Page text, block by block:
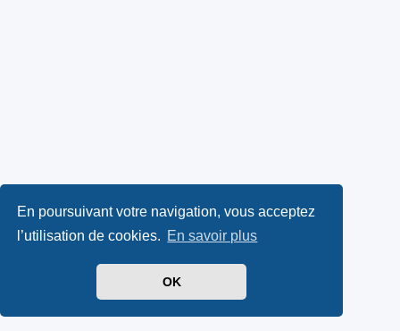
En poursuivant votre navigation, vous acceptez
l’utilisation de cookies. En savoir plus
OK